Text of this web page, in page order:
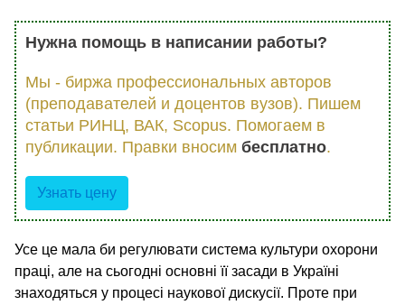
Нужна помощь в написании работы?
Мы - биржа профессиональных авторов
(преподавателей и доцентов вузов). Пишем
статьи РИНЦ, ВАК, Scopus. Помогаем в
публикации. Правки вносим бесплатно.
Узнать цену
Усе це мала би регулювати система культури охорони
праці, але на сьогодні основні її засади в Україні
знаходяться у процесі наукової дискусії. Проте при